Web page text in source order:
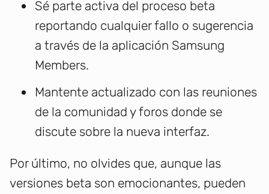
Sé parte activa del proceso beta
reportando cualquier fallo o sugerencia
a través de la aplicación Samsung
Members.
Mantente actualizado con las reuniones
de la comunidad y foros donde se
discute sobre la nueva interfaz.
Por último, no olvides que, aunque las
versiones beta son emocionantes, pueden